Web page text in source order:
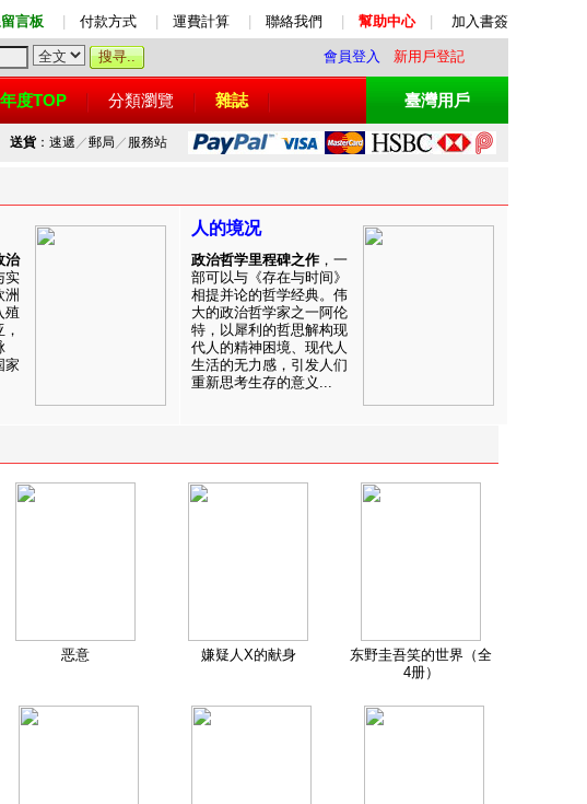
言板 付款方式 運費計算 聯絡我們 幫助中心 加入書簽
會員登入 新用戶登記
度TOP 分類瀏覽 雜誌 臺灣用戶
送貨：速遞 ／郵局 ／ 服務站
治
实
洲
殖
家
人的境况
政治哲学里程碑之作 ，一
部可以与《存在与时间》
相提并论的哲学经典。伟
大的政治哲学家之一阿伦
特，以犀利的哲思解构现
代人的精神困境、现代人
生活的无力感，引发人们
重新思考生存的意义...
恶意 嫌疑人X的献身
东野圭吾笑的世界（全
4册）